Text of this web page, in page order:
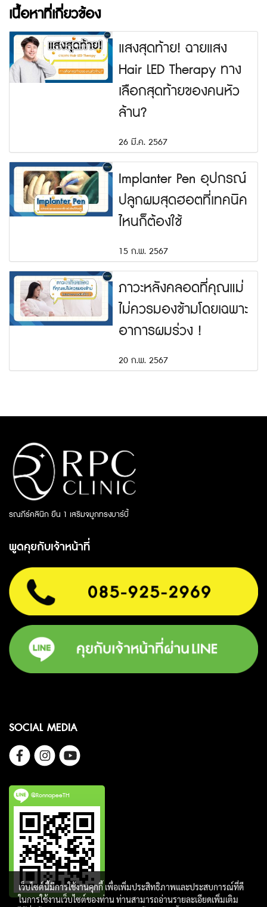
เนื้อหาที่เกี่ยวข้อง
แสงสุดท้าย! ฉายแสง
Hair LED Therapy ทาง
เลือกสุดท้ายของคนหัว
ล้าน?
26 มี.ค. 2567
Implanter Pen อุปกรณ์
ปลูกผมสุดฮอตที่เทคนิค
ไหนก็ต้องใช้
15 ก.พ. 2567
ภาวะหลังคลอดที่คุณแม่
ไม่ควรมองข้ามโดยเฉพาะ
อาการผมร่วง !
20 ก.พ. 2567
รณภีร์คลินิก ยืน 1 เสริมจมูกทรงบาร์บี้
พูดคุยกับเจ้าหน้าที่
SOCIAL MEDIA
@RonnapeeTH
เว็บไซต์นี้มีการใช้งานคุกกี้ เพื่อเพิ่มประสิทธิภาพและประสบการณ์ที่ดี
ในการใช้งานเว็บไซต์ของท่าน ท่านสามารถอ่านรายละเอียดเพิ่มเติม